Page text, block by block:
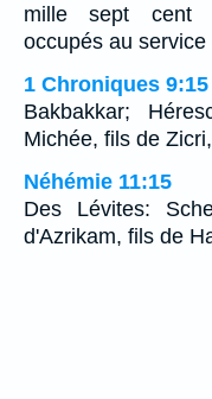
mille sept cent
occupés au
1 Chroniques 9:15
Bakbakkar;
Michée, fils de
Néhémie 11:15
Des Lévites:
d'Azrikam, fils de